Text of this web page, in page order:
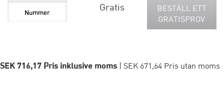
Gratis
BESTÄLL ETT
GRATISPROV
SEK 716,17 Pris inklusive moms | SEK 671,64 Pris utan moms